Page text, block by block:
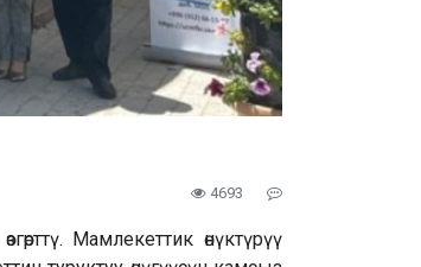
4693
Мамлекеттик өнүктүрүү